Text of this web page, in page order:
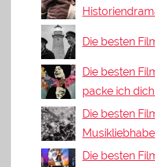
Die besten
Die besten
packe ich
Die besten
Die besten